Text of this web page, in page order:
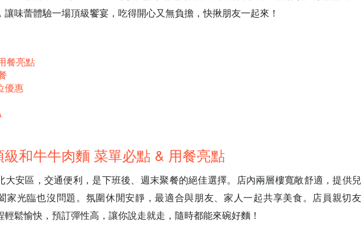
讓味蕾體驗一場頂級饗宴，吃得開心又無負擔，快揪朋友一起來！
餐亮點
優惠
和牛牛肉麵 菜單必點 & 用餐亮點
大安區，交通便利，是下班後、週末聚餐的絕佳選擇。店內兩層樓寬敞舒適，提供兒
家光臨也沒問題。氛圍休閒安靜，最適合與朋友、家人一起共享美食。店員親切友
輕鬆愉快，預訂彈性高，讓你說走就走，隨時都能來碗好麵！